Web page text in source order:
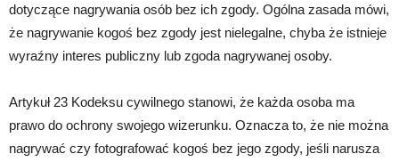
dotyczące nagrywania osób bez ich zgody. Ogólna zasada mówi,
że nagrywanie kogoś bez zgody jest nielegalne, chyba że istnieje
wyraźny interes publiczny lub zgoda nagrywanej osoby.
Artykuł 23 Kodeksu cywilnego stanowi, że każda osoba ma
prawo do ochrony swojego wizerunku. Oznacza to, że nie można
nagrywać czy fotografować kogoś bez jego zgody, jeśli narusza